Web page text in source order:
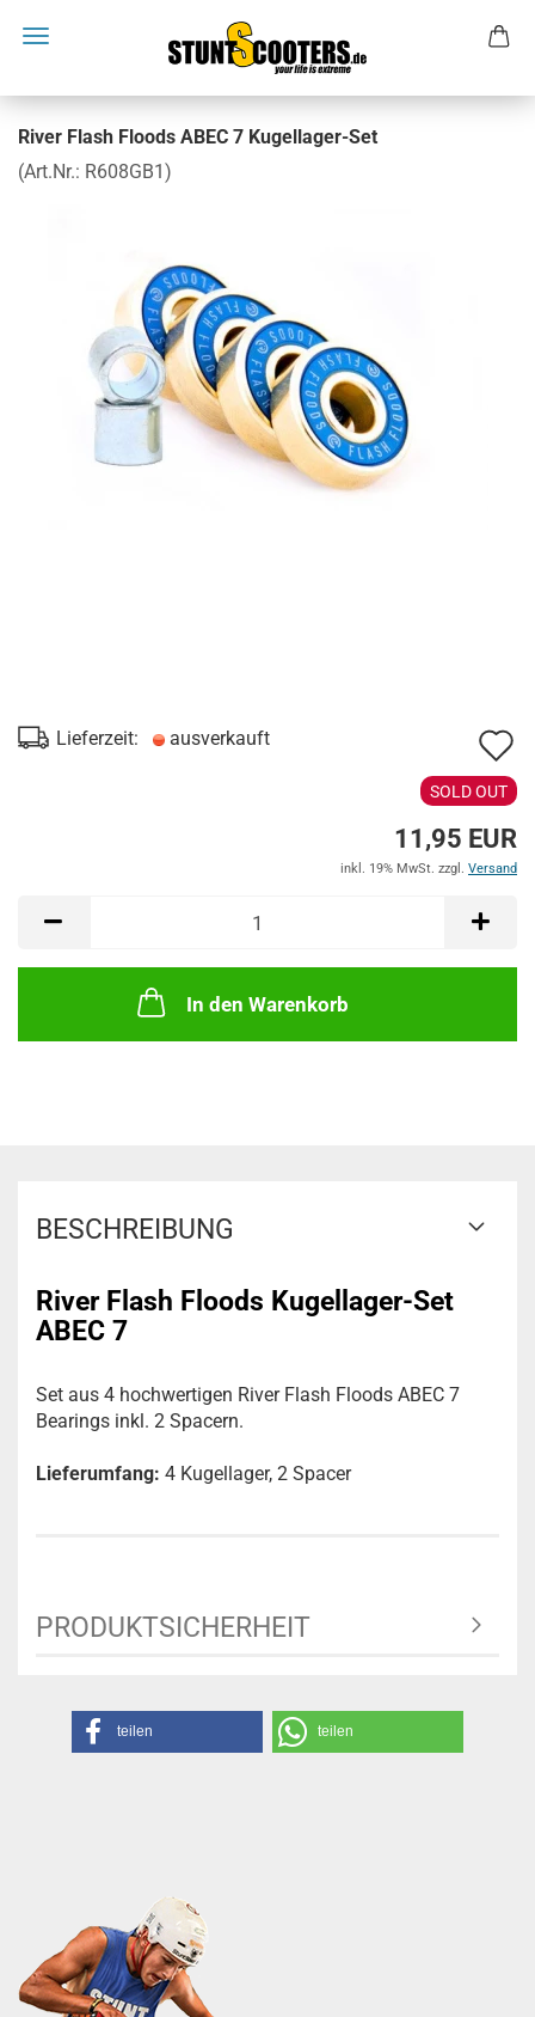
River Flash Floods ABEC 7 Kugellager-Set
(Art.Nr.: R608GB1)
Lieferzeit: ausverkauft
SOLD OUT
11,95 EUR
inkl. 19% MwSt. zzgl. Versand
In den Warenkorb
BESCHREIBUNG
River Flash Floods Kugellager-Set
ABEC 7
Set aus 4 hochwertigen River Flash Floods ABEC 7
Bearings inkl. 2 Spacern.
Lieferumfang: 4 Kugellager, 2 Spacer
PRODUKTSICHERHEIT
teilen teilen